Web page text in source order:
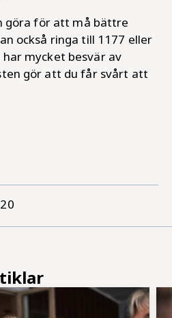
göra för att må bättre
också ringa till 1177 eller
mycket besvär av
gör att du får svårt att